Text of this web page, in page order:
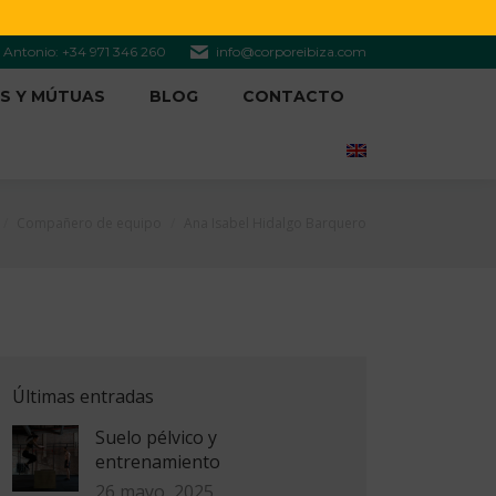
Antonio: +34 971 346 260 info@corporeibiza.com
Y MÚTUAS BLOG CONTACTO
Últimas entradas
Suelo pélvico y
entrenamiento